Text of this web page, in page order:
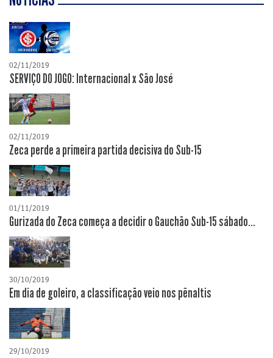
02/11/2019
SERVIÇO DO JOGO: Internacional x São José
02/11/2019
Zeca perde a primeira partida decisiva do Sub-15
01/11/2019
Gurizada do Zeca começa a decidir o Gauchão Sub-15 sábado...
30/10/2019
Em dia de goleiro, a classificação veio nos pênaltis
29/10/2019